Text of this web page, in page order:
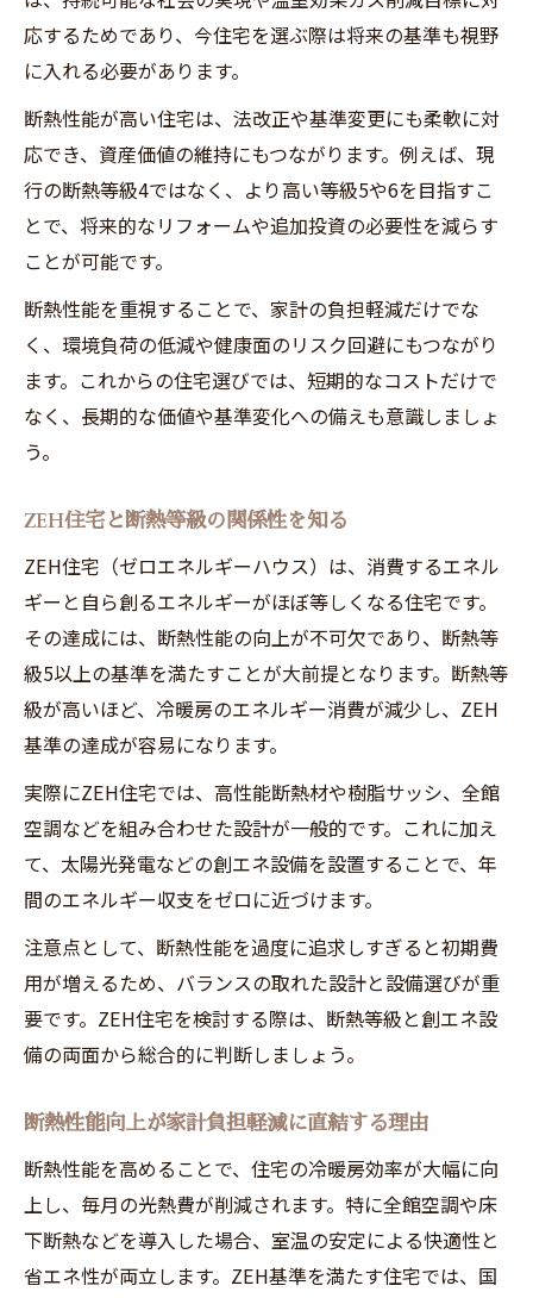
析
断熱性能が解決するZEH住宅の課題とは
断熱性能の視点で考えるZEH住宅の選び方
ZEH住宅デメリットを断熱性能で最小化
光熱費を抑える断熱性能活用術を徹底ガイド
断熱性能を活かした光熱費削減のコツ
ZEH住宅で実践できる断熱性能向上方法
断熱等級アップによる家計節約の実例
断熱性能を見極めるポイントを紹介
ZEH住宅の断熱性能で省エネ生活を実現
応するためであり、今住宅を選ぶ際は将来の基準も視野
に入れる必要があります。
断熱性能が高い住宅は、法改正や基準変更にも柔軟に対
応でき、資産価値の維持にもつながります。例えば、現
行の断熱等級4ではなく、より高い等級5や6を目指すこ
とで、将来的なリフォームや追加投資の必要性を減らす
ことが可能です。
断熱性能を重視することで、家計の負担軽減だけでな
く、環境負荷の低減や健康面のリスク回避にもつながり
ます。これからの住宅選びでは、短期的なコストだけで
なく、長期的な価値や基準変化への備えも意識しましょ
う。
ZEH住宅と断熱等級の関係性を知る
ZEH住宅（ゼロエネルギーハウス）は、消費するエネル
ギーと自ら創るエネルギーがほぼ等しくなる住宅です。
その達成には、断熱性能の向上が不可欠であり、断熱等
級5以上の基準を満たすことが大前提となります。断熱等
級が高いほど、冷暖房のエネルギー消費が減少し、ZEH
基準の達成が容易になります。
実際にZEH住宅では、高性能断熱材や樹脂サッシ、全館
空調などを組み合わせた設計が一般的です。これに加え
て、太陽光発電などの創エネ設備を設置することで、年
間のエネルギー収支をゼロに近づけます。
注意点として、断熱性能を過度に追求しすぎると初期費
用が増えるため、バランスの取れた設計と設備選びが重
要です。ZEH住宅を検討する際は、断熱等級と創エネ設
備の両面から総合的に判断しましょう。
断熱性能向上が家計負担軽減に直結する理由
断熱性能を高めることで、住宅の冷暖房効率が大幅に向
上し、毎月の光熱費が削減されます。特に全館空調や床
下断熱などを導入した場合、室温の安定による快適性と
省エネ性が両立します。ZEH基準を満たす住宅では、国